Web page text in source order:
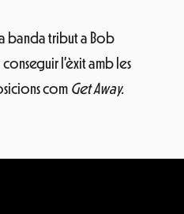
banda tribut a Bob
l’èxit amb les
com Get Away.